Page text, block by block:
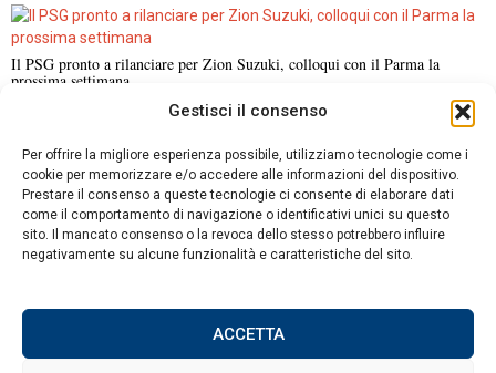
Gestisci il consenso
Per offrire la migliore esperienza possibile, utilizziamo tecnologie come i
cookie per memorizzare e/o accedere alle informazioni del dispositivo.
Prestare il consenso a queste tecnologie ci consente di elaborare dati
come il comportamento di navigazione o identificativi unici su questo
sito. Il mancato consenso o la revoca dello stesso potrebbero influire
negativamente su alcune funzionalità e caratteristiche del sito.
ACCETTA
Il PSG pronto a rilanciare per Zion Suzuki, colloqui con il Parma la
prossima settimana
ANALISI E OPINIONI
SPORT CULTURA VIAGGI
Contatti
Informativa sulla privacy